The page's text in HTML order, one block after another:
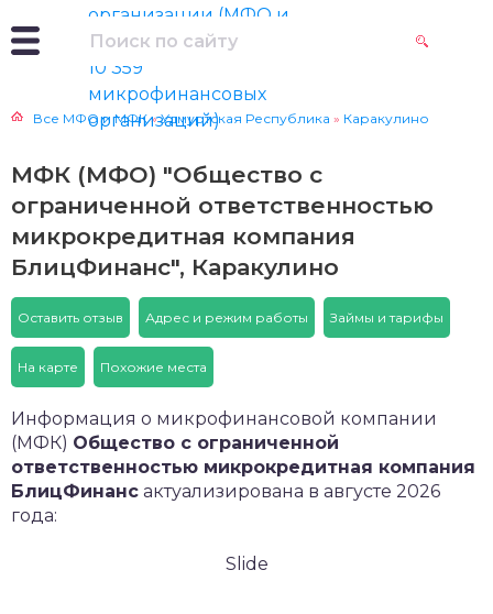
Все МФО и МФК » Удмуртская Республика » Каракулино
МФК (МФО) "Общество с
ограниченной ответственностью
микрокредитная компания
БлицФинанс", Каракулино
Оставить отзыв Адрес и режим работы Займы и тарифы
На карте Похожие места
Информация о микрофинансовой компании
(МФК) Общество с ограниченной
ответственностью микрокредитная компания
БлицФинанс актуализирована в августе 2026
года:
Slide